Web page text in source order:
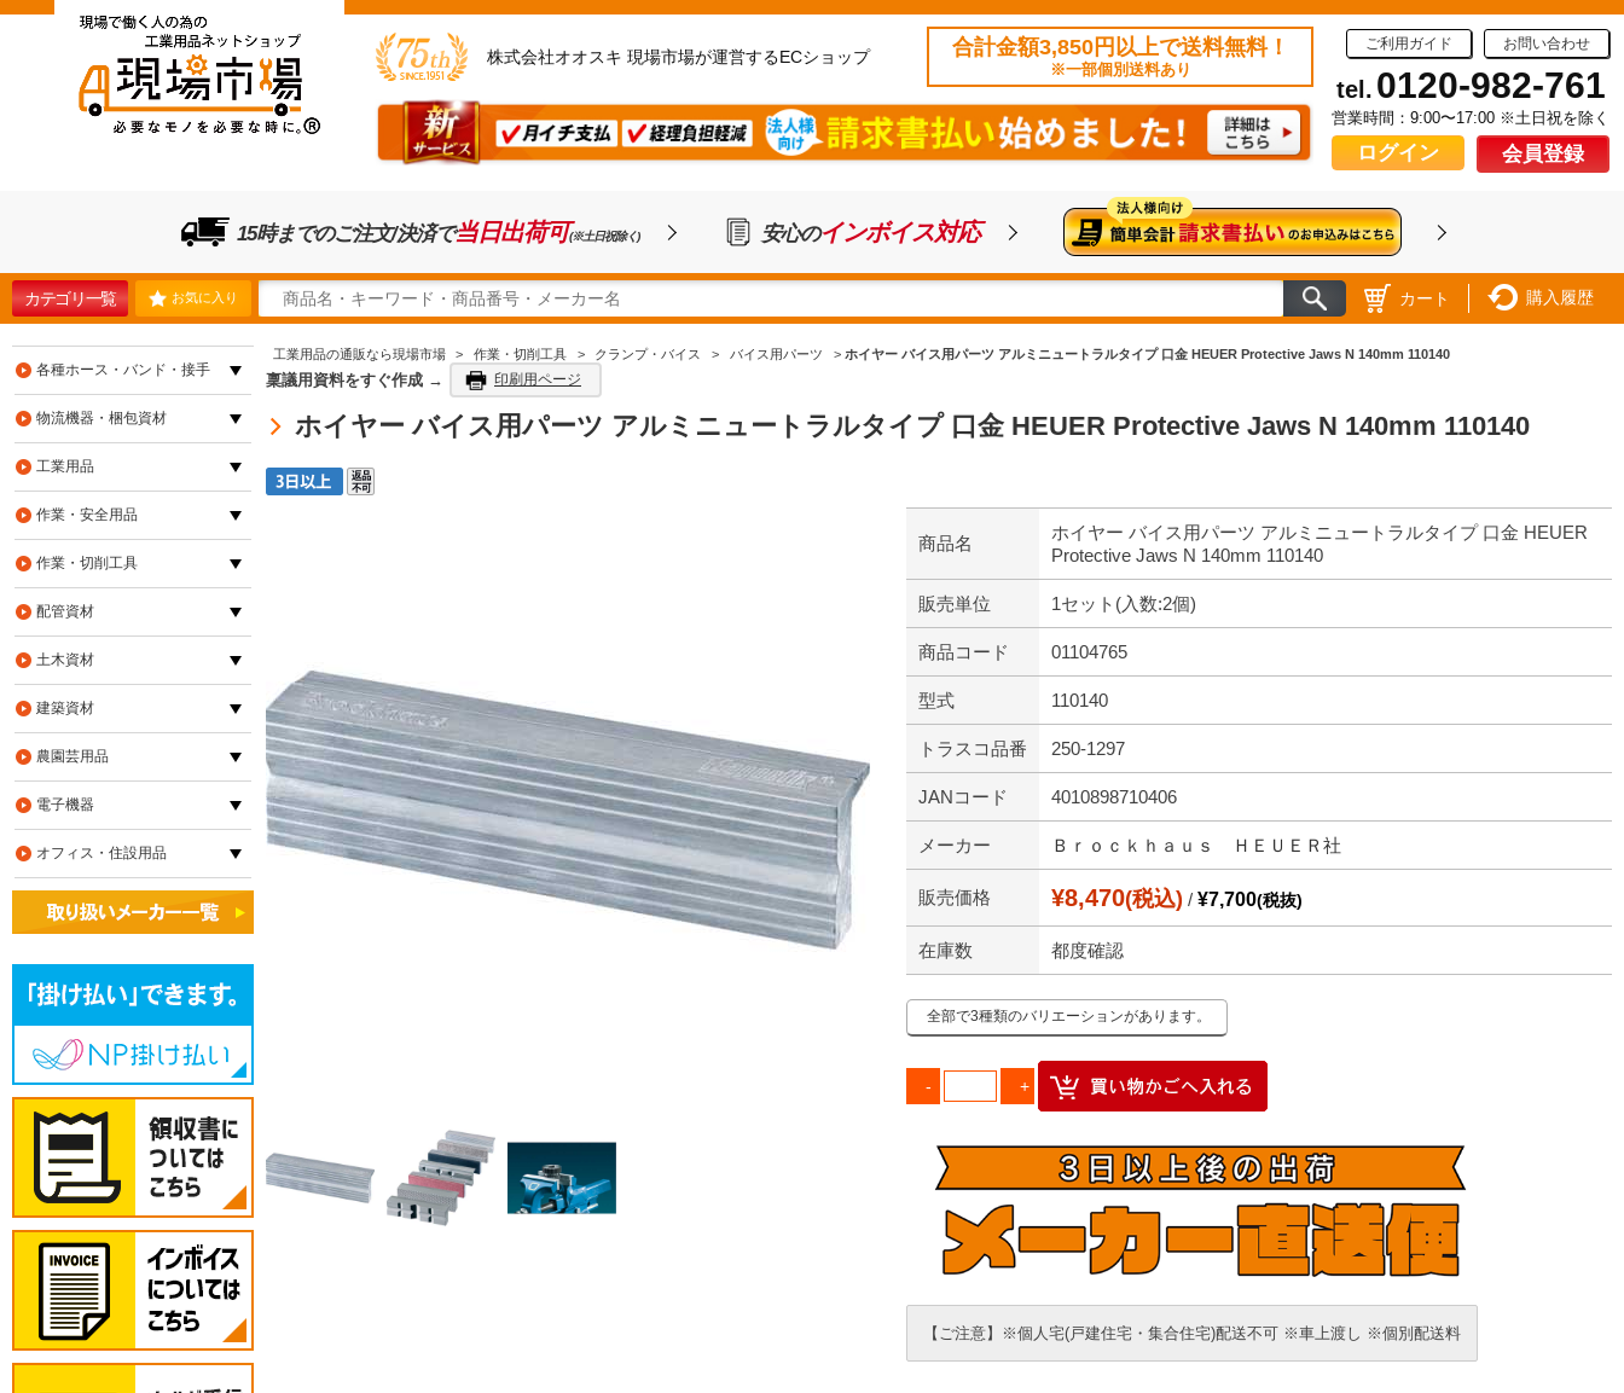
株式会社オオスキ 現場市場が運営するECショップ 合計金額3,850円以上で送料無料！
※一部個別送料あり
ご利用ガイド お問い合わせ
tel. 0120-982-761
営業時間：9:00〜17:00 ※土日祝を除く
ログイン 会員登録
15時までのご注文/決済で当日出荷可(※土日祝除く) 安心のインボイス対応
カテゴリ一覧 お気に入り カート 購入履歴
工業用品の通販なら現場市場 > 作業・切削工具 > クランプ・バイス > バイス用パーツ > ホイヤー バイス用パーツ アルミニュートラルタイプ 口金 HEUER Protective Jaws N 140mm 110140
稟議用資料をすぐ作成 → 印刷用ページ
ホイヤー バイス用パーツ アルミニュートラルタイプ 口金 HEUER Protective Jaws N 140mm 110140
商品名
ホイヤー バイス用パーツ アルミニュートラルタイプ 口金 HEUER
Protective Jaws N 140mm 110140
販売単位 1セット(入数:2個)
商品コード 01104765
型式 110140
トラスコ品番 250-1297
JANコード 4010898710406
メーカー Ｂｒｏｃｋｈａｕｓ ＨＥＵＥＲ社
販売価格 ¥8,470(税込) / ¥7,700(税抜)
在庫数 都度確認
全部で3種類のバリエーションがあります。
【ご注意】※個人宅(戸建住宅・集合住宅)配送不可 ※車上渡し ※個別配送料
各種ホース・バンド・接手
物流機器・梱包資材
工業用品
作業・安全用品
作業・切削工具
配管資材
土木資材
建築資材
農園芸用品
電子機器
オフィス・住設用品